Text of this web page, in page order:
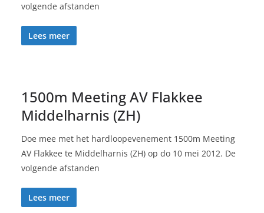
volgende afstanden
Lees meer
1500m Meeting AV Flakkee
Middelharnis (ZH)
Doe mee met het hardloopevenement 1500m Meeting
AV Flakkee te Middelharnis (ZH) op do 10 mei 2012. De
volgende afstanden
Lees meer